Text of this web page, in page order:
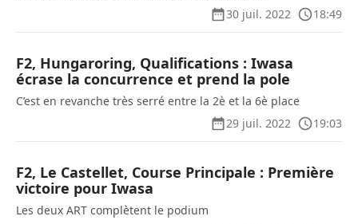
30 juil. 2022
18:49
F2, Hungaroring, Qualifications : Iwasa
écrase la concurrence et prend la pole
C’est en revanche très serré entre la 2è et la 6è place
29 juil. 2022
19:03
F2, Le Castellet, Course Principale : Première
victoire pour Iwasa
Les deux ART complètent le podium